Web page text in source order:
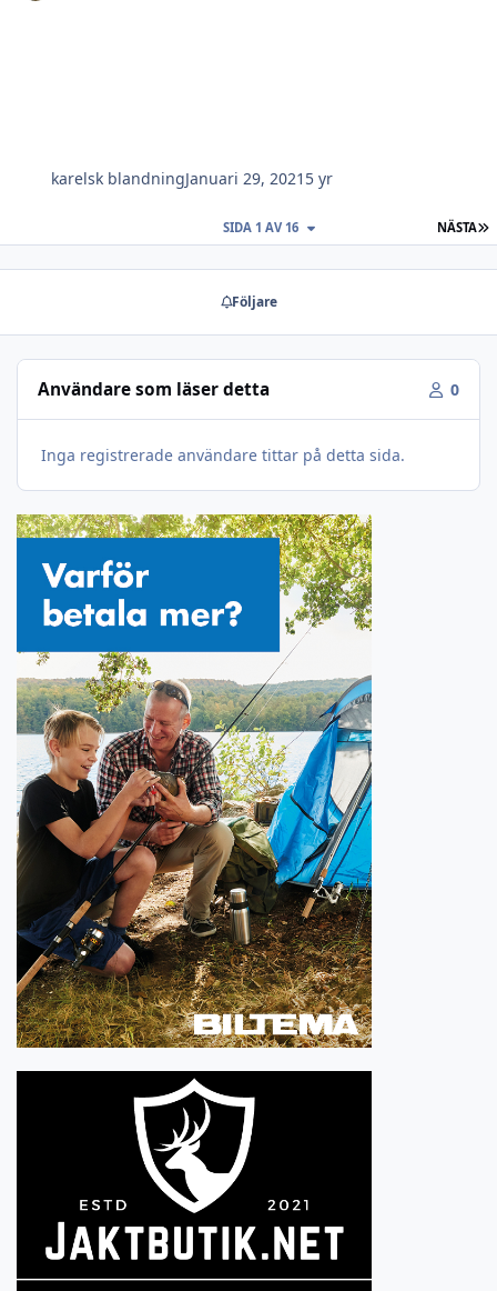
karelsk blandningJanuari 29, 2021 5 yr
NÄSTA
SIDA 1 AV 16
Följare
Användare som läser detta 0
Inga registrerade användare tittar på detta sida.